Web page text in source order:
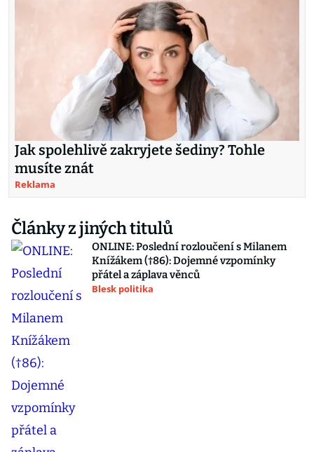
Jak spolehlivě zakryjete šediny? Tohle
musíte znát
Reklama
Články z jiných titulů
ONLINE: Poslední rozloučení s Milanem
Knížákem (†86): Dojemné vzpomínky
přátel a záplava věnců
Blesk politika